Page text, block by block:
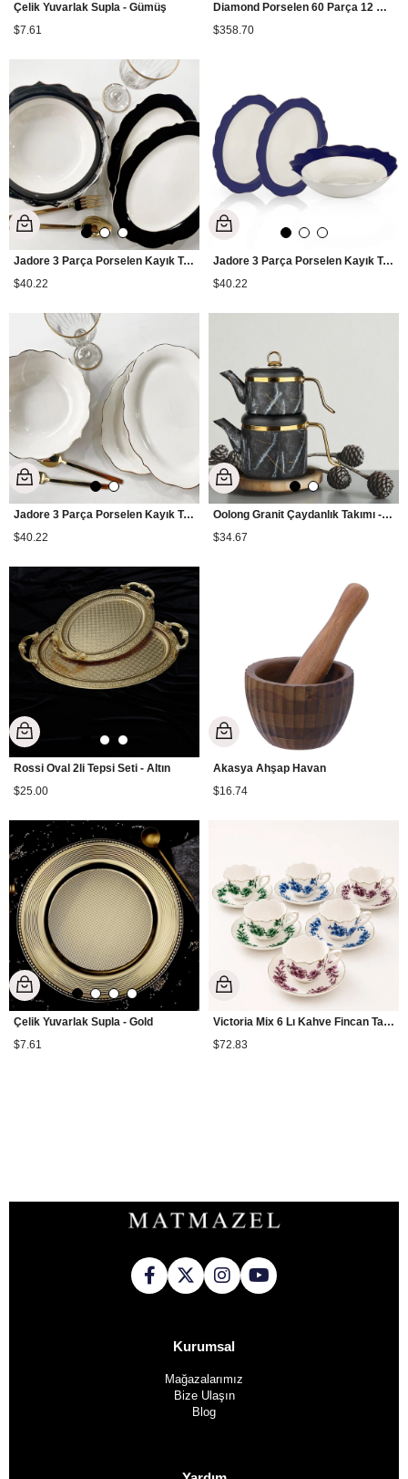
Çelik Yuvarlak Supla - Gümüş
$7.61
Diamond Porselen 60 Parça 12 Kişilik Yemek Takımı
$358.70
Jadore 3 Parça Porselen Kayık Tabak ve Kase Seti - TR2118
$40.22
Jadore 3 Parça Porselen Kayık Tabak ve Kase Seti - TR2117
$40.22
Jadore 3 Parça Porselen Kayık Tabak ve Kase Seti - TR2119
$40.22
Oolong Granit Çaydanlık Takımı - Siyah
$34.67
Rossi Oval 2li Tepsi Seti - Altın
$25.00
Akasya Ahşap Havan
$16.74
Çelik Yuvarlak Supla - Gold
$7.61
Victoria Mix 6 Lı Kahve Fincan Takımı
$72.83
Kurumsal
Mağazalarımız
Bize Ulaşın
Blog